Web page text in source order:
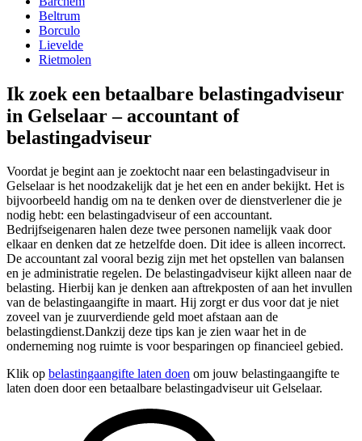
Beltrum
Borculo
Lievelde
Rietmolen
Ik zoek een betaalbare belastingadviseur
in Gelselaar – accountant of
belastingadviseur
Voordat je begint aan je zoektocht naar een belastingadviseur in
Gelselaar is het noodzakelijk dat je het een en ander bekijkt. Het is
bijvoorbeeld handig om na te denken over de dienstverlener die je
nodig hebt: een belastingadviseur of een accountant.
Bedrijfseigenaren halen deze twee personen namelijk vaak door
elkaar en denken dat ze hetzelfde doen. Dit idee is alleen incorrect.
De accountant zal vooral bezig zijn met het opstellen van balansen
en je administratie regelen. De belastingadviseur kijkt alleen naar de
belasting. Hierbij kan je denken aan aftrekposten of aan het invullen
van de belastingaangifte in maart. Hij zorgt er dus voor dat je niet
zoveel van je zuurverdiende geld moet afstaan aan de
belastingdienst.Dankzij deze tips kan je zien waar het in de
onderneming nog ruimte is voor besparingen op financieel gebied.
Klik op belastingaangifte laten doen om jouw belastingaangifte te
laten doen door een betaalbare belastingadviseur uit Gelselaar.